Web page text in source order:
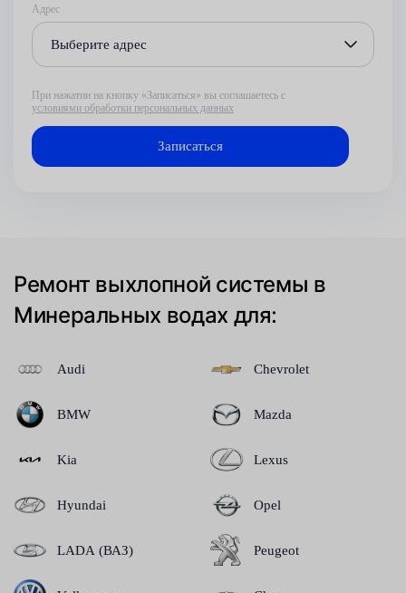
Адрес
Выберите адрес
При нажатии на кнопку «Записаться» вы соглашаетесь с
условиями обработки персональных данных
Ремонт выхлопной системы в
Минеральных водах для:
Audi
BMW
Kia
Hyundai
LADA (ВАЗ)
Chevrolet
Mazda
Lexus
Opel
Peugeot